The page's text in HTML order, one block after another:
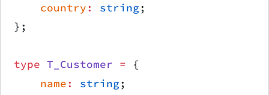
    country
: string;
};
type T_Customer = {
    name
: string;